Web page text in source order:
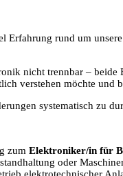
Erfahrung rund um
nicht trennbar – beide
verstehen möchte und
systematisch zu
zum Elektroniker/in für
oder